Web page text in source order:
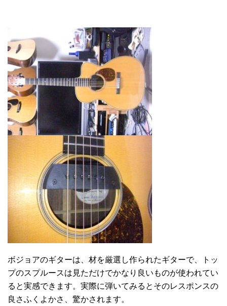
ボジョアのギターは、材を厳選し作られたギターで、トッ
プのスプルースは見ただけでかなり良いものが使われてい
ると実感できます。実際に弾いてみるとそのレスポンスの
良さふくよかさ、驚かされます。